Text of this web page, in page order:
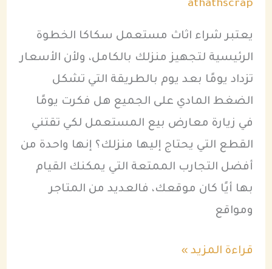
athathscrap
يعتبر شراء اثاث مستعمل سكاكا الخطوة
الرئيسية لتجهيز منزلك بالكامل، ولأن الأسعار
تزداد يومًا بعد يوم بالطريقة التي تشكل
الضغط المادي على الجميع هل فكرت يومًا
في زيارة معارض بيع المستعمل لكي تقتني
القطع التي يحتاج إليها منزلك؟ إنها واحدة من
أفضل التجارب الممتعة التي يمكنك القيام
بها أيًا كان موقعك، فالعديد من المتاجر
ومواقع
قراءة المزيد »